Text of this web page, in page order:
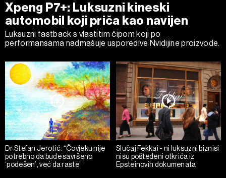
Xpeng P7+: Luksuzni kineski
automobil koji priča kao navijen
Luksuzni fastback s vlastitim čipom koji po
performansama nadmašuje usporedive Nvidijine proizvode.
Dr Stefan Jerotić: “Čovjeku nije
potrebno da bude savršeno
‘podešen’, već da raste”
Slučaj Fekkai - ni luksuzni biznisi
nisu pošteđeni otkrića iz
Epsteinovih dokumenata